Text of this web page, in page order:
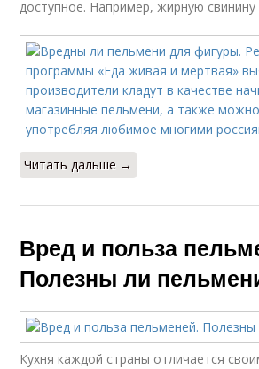
доступное. Например, жирную свинину
Читать дальше →
Вред и польза
Полезны ли
Кухня каждой страны отличается